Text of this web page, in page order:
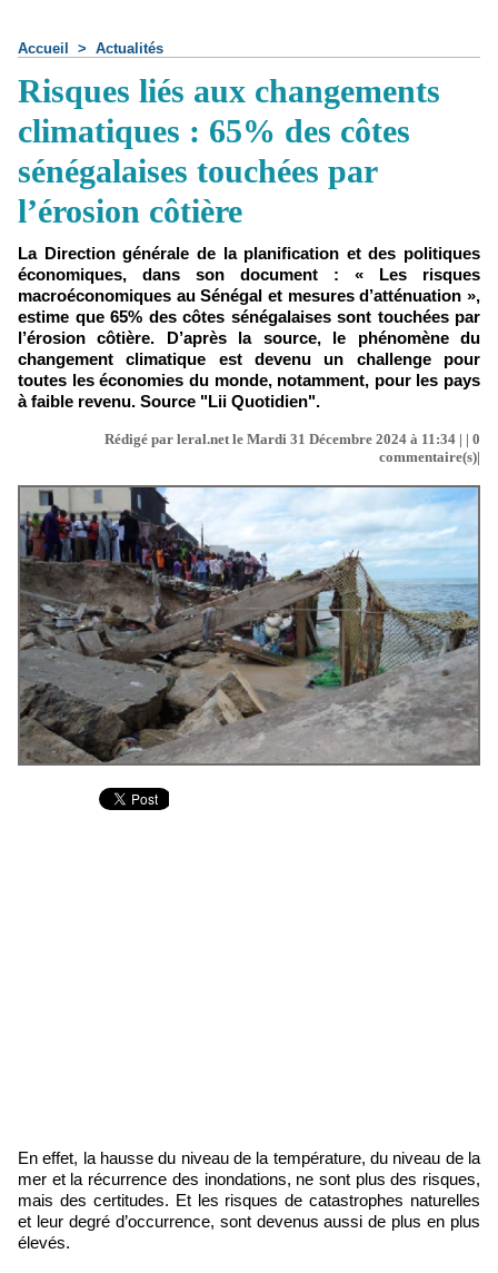
Accueil > Actualités
Risques liés aux changements
climatiques : 65% des côtes
sénégalaises touchées par
l’érosion côtière
La Direction générale de la planification et des politiques
économiques, dans son document : « Les risques
macroéconomiques au Sénégal et mesures d’atténuation »,
estime que 65% des côtes sénégalaises sont touchées par
l’érosion côtière. D’après la source, le phénomène du
changement climatique est devenu un challenge pour
toutes les économies du monde, notamment, pour les pays
à faible revenu. Source "Lii Quotidien".
Rédigé par leral.net le Mardi 31 Décembre 2024 à 11:34 | | 0
commentaire(s)|
En effet, la hausse du niveau de la température, du niveau de la
mer et la récurrence des inondations, ne sont plus des risques,
mais des certitudes. Et les risques de catastrophes naturelles
et leur degré d’occurrence, sont devenus aussi de plus en plus
élevés.